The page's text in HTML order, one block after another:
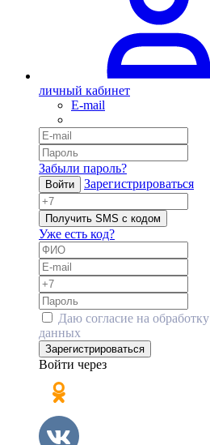
личный кабинет
E-mail
Забыли пароль?
Войти Зарегистрироваться
Получить SMS с кодом
Уже есть код?
Даю согласие на обработку
данных
Зарегистрироваться
Войти через